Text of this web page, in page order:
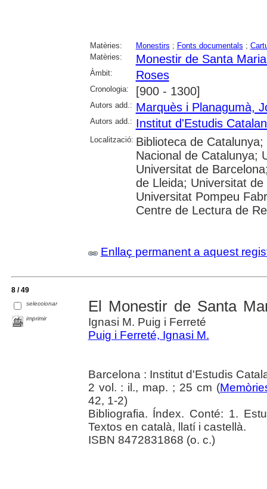
Matèries: Monestirs ; Fonts documentals ;
Matèries:
Monestir de Santa
Àmbit: Roses
Cronologia: [900 - 1300]
Autors add.: Marquès i Planagumà,
Autors add.: Institut d'Estudis
Localització: Biblioteca de
Nacional de Catalunya;
Universitat de
de Lleida; Universitat
Universitat Pompeu
Centre de Lectura de
Enllaç permanent a aquest
8 / 49
seleccionar
imprimir
El Monestir de Santa
Ignasi M. Puig i Ferreté
Puig i Ferreté, Ignasi M.
Barcelona : Institut d'Estudis
2 vol. : il., map. ; 25 cm (
42, 1-2)
Bibliografia. Índex. Conté: 1.
Textos en català, llatí i castellà.
ISBN 8472831868 (o. c.)